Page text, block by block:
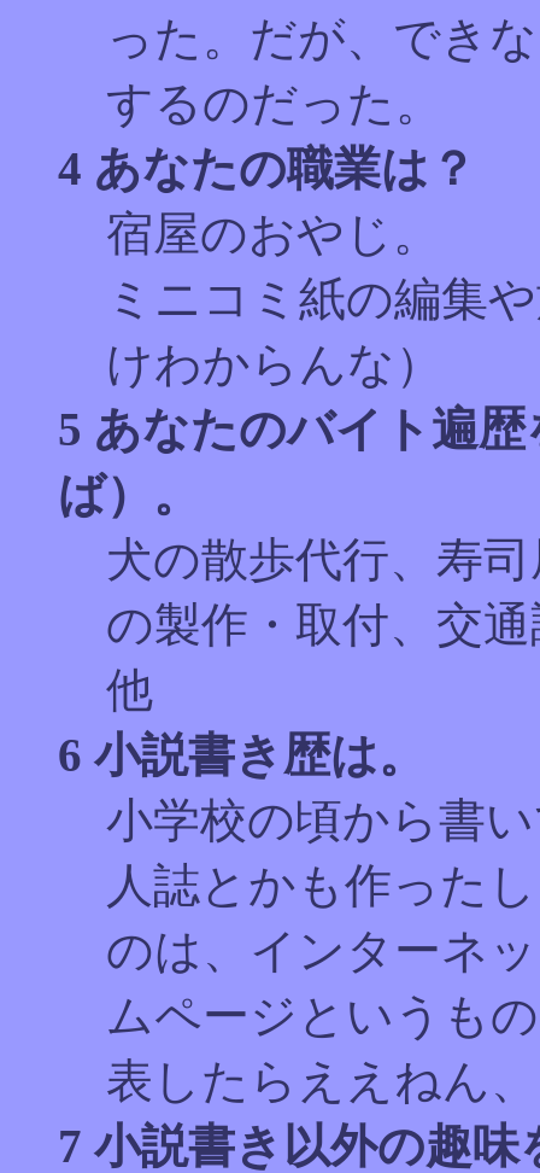
った。だが、でき
するのだった。
4 あなたの職業は？
宿屋のおやじ。
ミニコミ紙の編集
けわからんな）
5 あなたのバイト遍
ば）。
犬の散歩代行、寿
の製作・取付、交
他
6 小説書き歴は。
小学校の頃から書
人誌とかも作った
のは、インターネ
ムページというも
表したらええねん
7 小説書き以外の趣